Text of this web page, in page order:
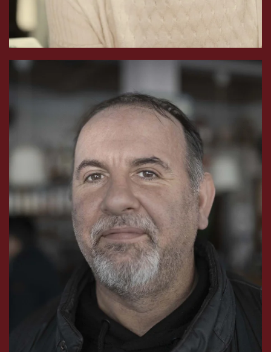
Après plusieurs années de prison, son expérience
permet d'éviter des dizaines de victimes. Phi Phi
nous a quitté début 2004, il reste à jamais présent
pour son œuvre auprès de CONCIENTA qui
inspire tous les membres de CONCIENTA.